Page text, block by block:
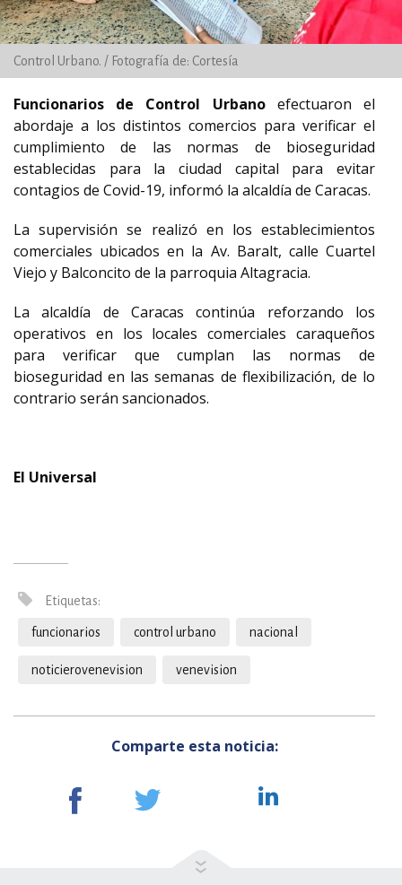
Control Urbano. / Fotografía de: Cortesía
Funcionarios de Control Urbanoefectuaron el
abordaje a los distintos comercios para verificar el
cumplimiento de las normas de bioseguridad
establecidas para la ciudad capital para evitar
contagios de Covid-19, informó la alcaldía de Caracas.
La supervisión se realizó en los establecimientos
comerciales ubicados en la Av. Baralt, calle Cuartel
Viejo y Balconcito de la parroquia Altagracia.
La alcaldía de Caracas continúa reforzando los
operativos en los locales comerciales caraqueños
para verificar que cumplan las normas de
bioseguridad en las semanas de flexibilización, de lo
contrario serán sancionados.
El Universal
Etiquetas:
funcionarios control urbano nacional
noticierovenevision venevision
Comparte esta noticia: